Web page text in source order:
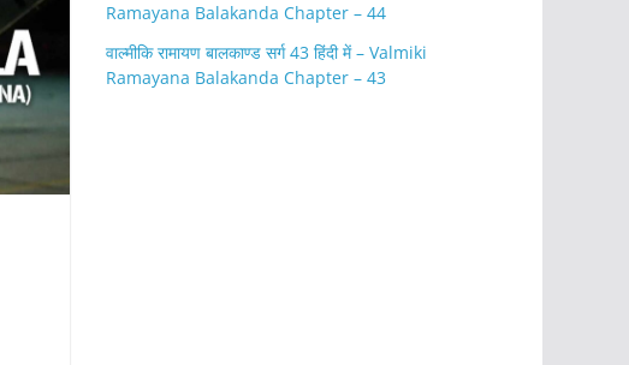
Ramayana Balakanda Chapter – 44
वाल्मीकि रामायण बालकाण्ड सर्ग 43 हिंदी में – Valmiki
Ramayana Balakanda Chapter – 43